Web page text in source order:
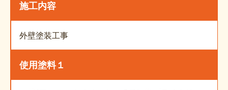
施工内容
外壁塗装工事
使用塗料１